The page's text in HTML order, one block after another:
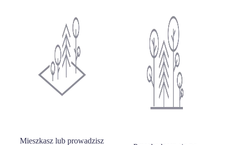
Mieszkasz lub prowadzisz